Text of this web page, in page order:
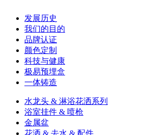
发展历史
我们的目的
品牌认证
颜色定制
科技与健康
极易预埋盒
一体铸造
水龙头 & 淋浴花洒系列
浴室挂件 & 喷枪
金属盆
花洒 & 去水 & 配件